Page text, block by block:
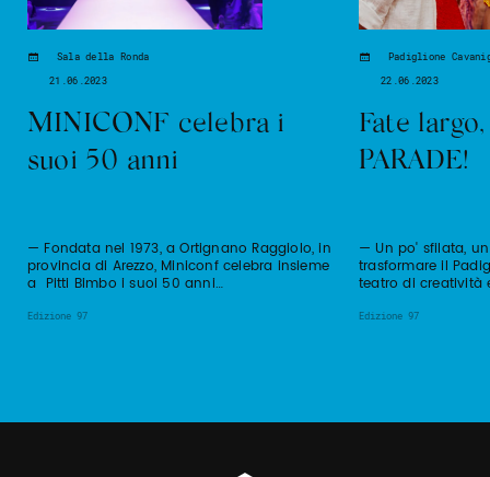
MINICONF celebra i
suoi 50 anni
Sala della Ronda
21.06.2023
— Fondata nel 1973, a Ortignano Raggiolo, in
provincia di Arezzo, Miniconf celebra insieme
a Pitti Bimbo i suoi 50 anni…
Edizione 97
Fate
PARADE!
Padiglione
22.06.2023
— Un po' sfilata,
trasformare il
teatro di creatività
Edizione 97